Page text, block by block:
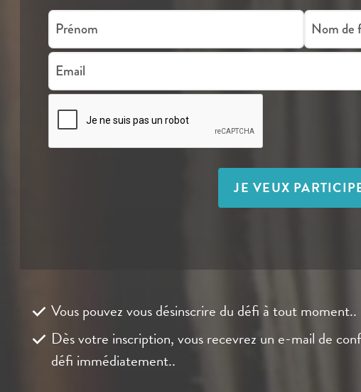
Prénom Nom de
Email
JE VEUX
Vous pouvez vous désinscrire du défi à tout moment..
Dès votre inscription, vous recevrez un e-mail de
défi immédiatement..